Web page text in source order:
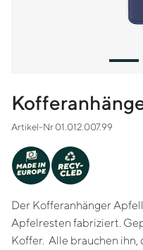
Artikel-Nr 01.012.007.99
MADE IN
EUROPE
RECY-
CLED
Der Kofferanhänger
Apfelresten fabriziert.
Koffer. Alle brauchen ihn,